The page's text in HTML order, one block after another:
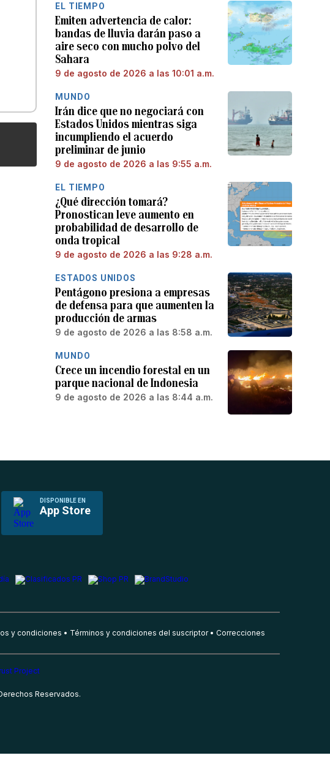
EL TIEMPO
Emiten advertencia de calor:
bandas de lluvia darán paso a
aire seco con mucho polvo del
Sahara
9 de agosto de 2026 a las 10:01 a.m.
MUNDO
Irán dice que no negociará con
Estados Unidos mientras siga
incumpliendo el acuerdo
preliminar de junio
9 de agosto de 2026 a las 9:55 a.m.
EL TIEMPO
¿Qué dirección tomará?
Pronostican leve aumento en
probabilidad de desarrollo de
onda tropical
9 de agosto de 2026 a las 9:28 a.m.
ESTADOS UNIDOS
Pentágono presiona a empresas
de defensa para que aumenten la
producción de armas
9 de agosto de 2026 a las 8:58 a.m.
MUNDO
Crece un incendio forestal en un
parque nacional de Indonesia
9 de agosto de 2026 a las 8:44 a.m.
DISPONIBLE EN
App Store
y condiciones Términos y condiciones del suscriptor Correcciones
Reservados.